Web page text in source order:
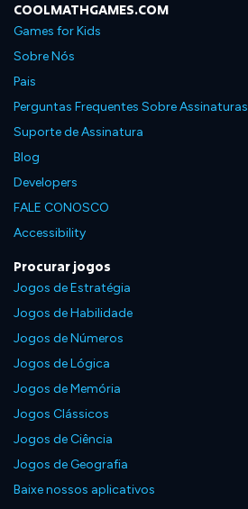
COOLMATHGAMES.COM
Games for Kids
Sobre Nós
Pais
Perguntas Frequentes Sobre Assinaturas
Suporte de Assinatura
Blog
Developers
FALE CONOSCO
Accessibility
Procurar jogos
Jogos de Estratégia
Jogos de Habilidade
Jogos de Números
Jogos de Lógica
Jogos de Memória
Jogos Clássicos
Jogos de Ciência
Jogos de Geografia
Baixe nossos aplicativos